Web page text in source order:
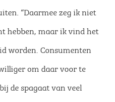
“Daarmee zeg ik niet
hebben, maar ik vind het
worden. Consumenten
om daar voor te
de spagaat van veel